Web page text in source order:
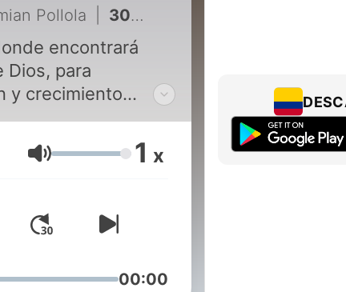
Pollola 304 - Estamos en guerra!!! 📖🙇🏻‍♂️
encontrará
Dios, para
y crecimiento
el corazón ❤️ Si
te ayudó o te
podés apoyarme
Cada aporte
ayuda a seguir
esperanzaenjesus
Volumen 1 x
00:00